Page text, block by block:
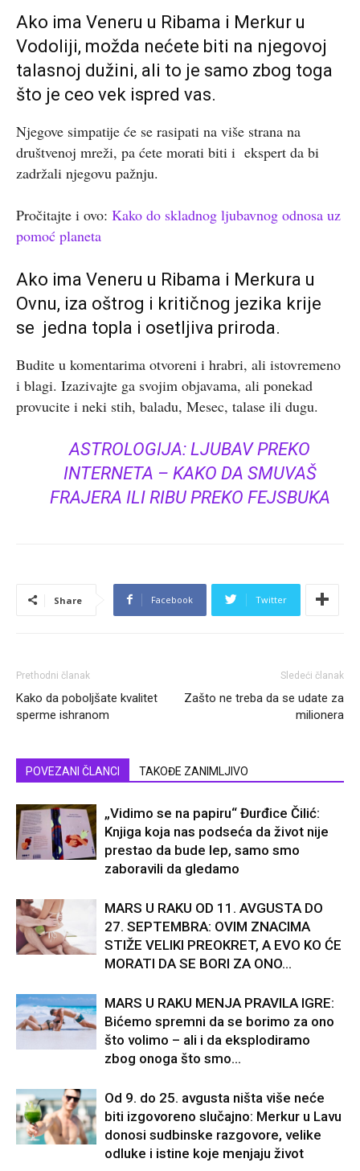
Ako ima Veneru u Ribama i Merkur u
Vodoliji, možda nećete biti na njegovoj
talasnoj dužini, ali to je samo zbog toga
što je ceo vek ispred vas.
Njegove simpatije će se rasipati na više strana na
društvenoj mreži, pa ćete morati biti i ekspert da bi
zadržali njegovu pažnju.
Pročitajte i ovo: Kako do skladnog ljubavnog odnosa uz
pomoć planeta
Ako ima Veneru u Ribama i Merkura u
Ovnu, iza oštrog i kritičnog jezika krije
se jedna topla i osetljiva priroda.
Budite u komentarima otvoreni i hrabri, ali istovremeno
i blagi. Izazivajte ga svojim objavama, ali ponekad
provucite i neki stih, baladu, Mesec, talase ili dugu.
ASTROLOGIJA: LJUBAV PREKO
INTERNETA – KAKO DA SMUVAŠ
FRAJERA ILI RIBU PREKO FEJSBUKA
Share Facebook Twitter
Prethodni članak
Kako da poboljšate kvalitet
sperme ishranom
Sledeći članak
Zašto ne treba da se udate za
milionera
POVEZANI ČLANCI TAKOĐE ZANIMLJIVO
„Vidimo se na papiru“ Đurđice Čilić:
Knjiga koja nas podseća da život nije
prestao da bude lep, samo smo
zaboravili da gledamo
MARS U RAKU OD 11. AVGUSTA DO
27. SEPTEMBRA: OVIM ZNACIMA
STIŽE VELIKI PREOKRET, A EVO KO ĆE
MORATI DA SE BORI ZA ONO...
MARS U RAKU MENJA PRAVILA IGRE:
Bićemo spremni da se borimo za ono
što volimo – ali i da eksplodiramo
zbog onoga što smo...
Od 9. do 25. avgusta ništa više neće
biti izgovoreno slučajno: Merkur u Lavu
donosi sudbinske razgovore, velike
odluke i istine koje menjaju život